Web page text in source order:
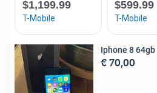
Iphone 8 64gb
€ 70,00